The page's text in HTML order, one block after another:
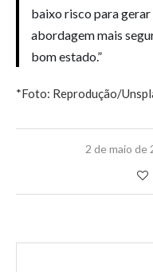
baixo risco para
abordagem mais
bom estado.”
*Foto: Reprodução/
2 de maio de